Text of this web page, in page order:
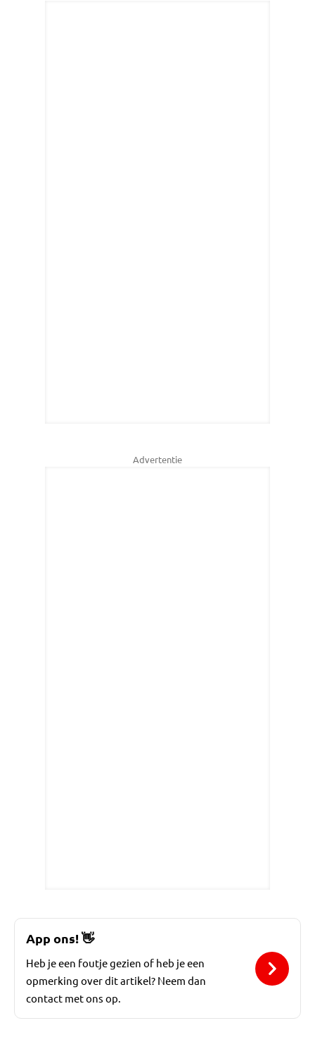
Advertentie
App ons!👋
Heb je een foutje gezien of heb je een
opmerking over dit artikel? Neem dan
contact met ons op.